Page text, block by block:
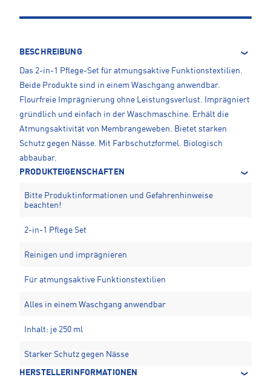
BESCHREIBUNG
Das 2-in-1 Pflege-Set für atmungsaktive Funktionstextilien.
Beide Produkte sind in einem Waschgang anwendbar.
Flourfreie Imprägnierung ohne Leistungsverlust. Imprägniert
gründlich und einfach in der Waschmaschine. Erhält die
Atmungsaktivität von Membrangeweben. Bietet starken
Schutz gegen Nässe. Mit Farbschutzformel. Biologisch
abbaubar.
PRODUKTEIGENSCHAFTEN
Bitte Produktinformationen und Gefahrenhinweise
beachten!
2-in-1 Pflege Set
Reinigen und imprägnieren
Für atmungsaktive Funktionstextilien
Alles in einem Waschgang anwendbar
Inhalt: je 250 ml
Starker Schutz gegen Nässe
HERSTELLERINFORMATIONEN